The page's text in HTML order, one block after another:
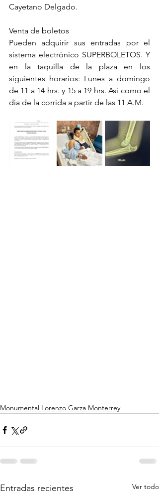
Cayetano Delgado.
Venta de boletos
Pueden adquirir sus entradas por el
sistema electrónico SUPERBOLETOS. Y
en la taquilla de la plaza en los
siguientes horarios: Lunes a domingo
de 11 a 14 hrs. y 15 a 19 hrs. Así como el
día de la corrida a partir de las 11 A.M.
Monumental Lorenzo Garza Monterrey
Entradas recientes Ver todo